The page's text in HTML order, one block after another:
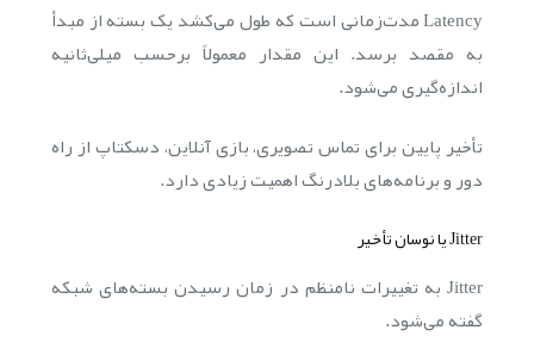
Latency مدت‌زمانی است که طول می‌کشد یک بسته از مبدأ
به مقصد برسد. این مقدار معمولاً برحسب میلی‌ثانیه
اندازه‌گیری می‌شود.
تأخیر پایین برای تماس تصویری، بازی آنلاین، دسکتاپ از راه
دور و برنامه‌های بلادرنگ اهمیت زیادی دارد.
Jitter یا نوسان تأخیر
Jitter به تغییرات نامنظم در زمان رسیدن بسته‌های شبکه
گفته می‌شود.